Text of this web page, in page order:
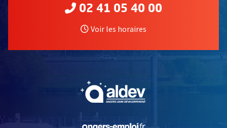
02 41 05 40 00
Voir les horaires